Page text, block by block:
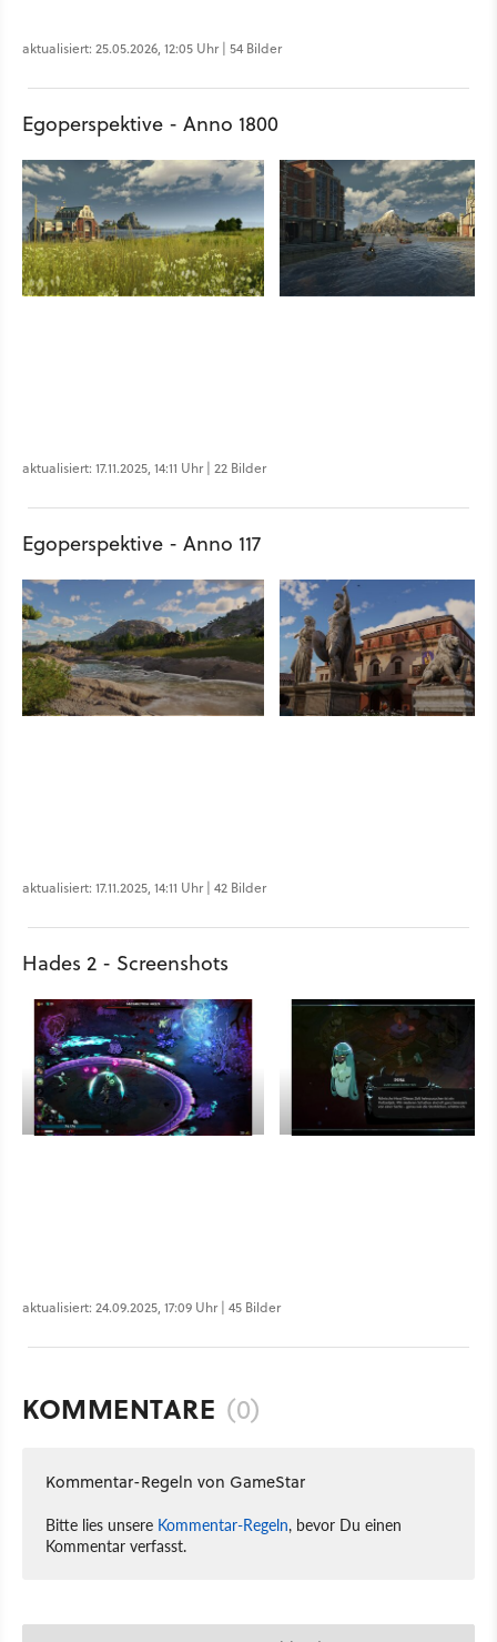
aktualisiert: 25.05.2026, 12:05 Uhr | 54 Bilder
Egoperspektive - Anno 1800
aktualisiert: 17.11.2025, 14:11 Uhr | 22 Bilder
Egoperspektive - Anno 117
aktualisiert: 17.11.2025, 14:11 Uhr | 42 Bilder
Hades 2 - Screenshots
aktualisiert: 24.09.2025, 17:09 Uhr | 45 Bilder
KOMMENTARE (0)
Kommentar-Regeln von GameStar
Bitte lies unsere Kommentar-Regeln, bevor Du einen
Kommentar verfasst.